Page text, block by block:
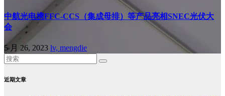
中航光电携FFC-CCS（集成母排）等产品亮相SNEC光伏大
会
5 月 26, 2023 lv, mengdie
近期文章